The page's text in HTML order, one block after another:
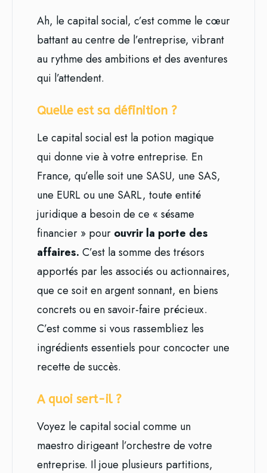
Ah, le capital social, c’est comme le cœur
battant au centre de l’entreprise, vibrant
au rythme des ambitions et des aventures
qui l’attendent.
Quelle est sa définition ?
Le capital social est la potion magique
qui donne vie à votre entreprise. En
France, qu’elle soit une SASU, une SAS,
une EURL ou une SARL, toute entité
juridique a besoin de ce « sésame
financier » pour ouvrir la porte des
affaires. C’est la somme des trésors
apportés par les associés ou actionnaires,
que ce soit en argent sonnant, en biens
concrets ou en savoir-faire précieux.
C’est comme si vous rassembliez les
ingrédients essentiels pour concocter une
recette de succès.
A quoi sert-il ?
Voyez le capital social comme un
maestro dirigeant l’orchestre de votre
entreprise. Il joue plusieurs partitions,